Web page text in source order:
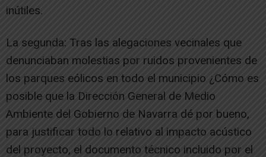
inútiles.
La segunda: Tras las alegaciones vecinales que
denunciaban molestias por ruidos provenientes de
los parques eólicos en todo el municipio ¿Cómo es
posible que la Dirección General de Medio
Ambiente del Gobierno de Navarra dé por bueno,
para justificar todo lo relativo al impacto acústico
del proyecto, el documento técnico incluido por el